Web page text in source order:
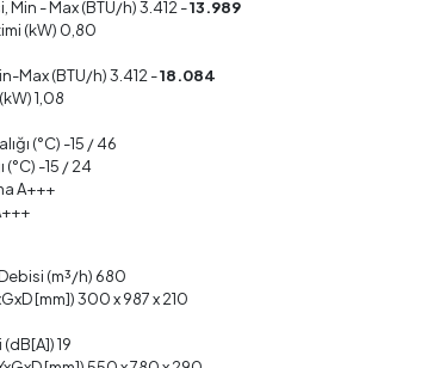
- Max (BTU/h) 3.412 -13.989
(kW) 0,80
Max (BTU/h) 3.412 -18.084
1,08
(°C) -15 / 46
(°C) -15 / 24
A+++
(m³/h) 680
[mm]) 300 x 987 x 210
19